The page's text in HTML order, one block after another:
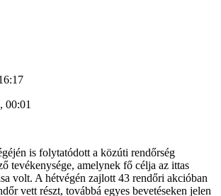
00:01
is folytatódott a közúti rendőrség
tevékenysége, amelynek fő célja az ittas
volt. A hétvégén zajlott 43 rendőri akcióban
vett részt, továbbá egyes bevetéseken jelen